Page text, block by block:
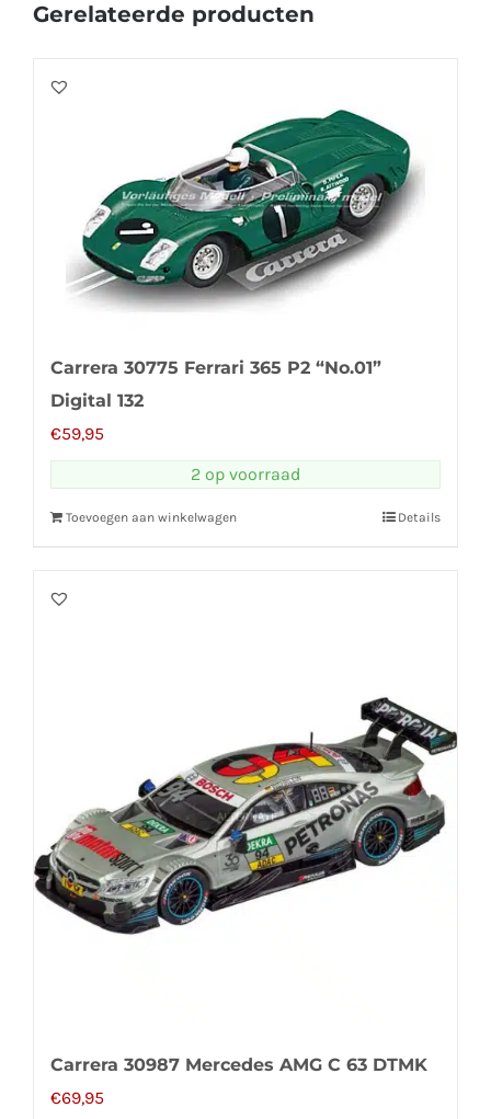
Gerelateerde producten
Carrera 30775 Ferrari 365 P2 “No.01”
Digital 132
€59,95
2 op voorraad
Toevoegen aan winkelwagen Details
Carrera 30987 Mercedes AMG C 63 DTMK
€69,95